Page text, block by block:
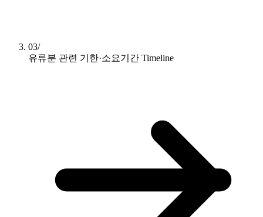
03/
유류분 관련 기한·소요기간 Timeline